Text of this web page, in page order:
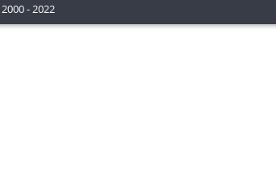
2000 - 2022